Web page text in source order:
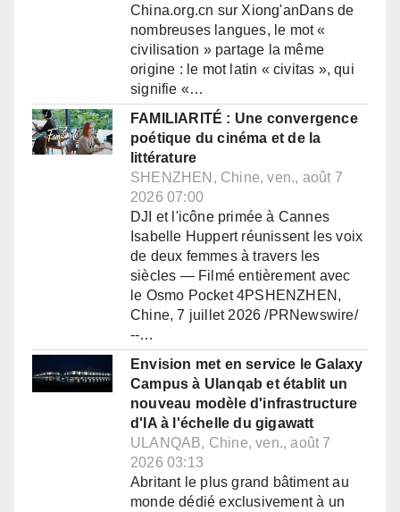
China.org.cn sur Xiong'anDans de
nombreuses langues, le mot «
civilisation » partage la même
origine : le mot latin « civitas », qui
signifie «…
FAMILIARITÉ : Une convergence
poétique du cinéma et de la
littérature
SHENZHEN, Chine, ven., août 7
2026 07:00
DJI et l'icône primée à Cannes
Isabelle Huppert réunissent les voix
de deux femmes à travers les
siècles — Filmé entièrement avec
le Osmo Pocket 4PSHENZHEN,
Chine, 7 juillet 2026 /PRNewswire/
--…
Envision met en service le Galaxy
Campus à Ulanqab et établit un
nouveau modèle d'infrastructure
d'IA à l'échelle du gigawatt
ULANQAB, Chine, ven., août 7
2026 03:13
Abritant le plus grand bâtiment au
monde dédié exclusivement à un